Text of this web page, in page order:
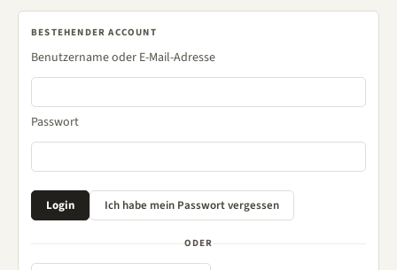
BESTEHENDER ACCOUNT
Benutzername oder E-Mail-Adresse
Passwort
ODER